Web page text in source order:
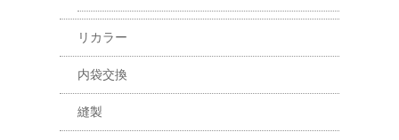
リカラー
内袋交換
縫製